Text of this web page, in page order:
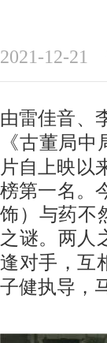
2021-12-21
由雷佳音、
《古董局中
片自上映以
榜第一名。
饰）与药不
之谜。两人
逢对手，互
子健执导，